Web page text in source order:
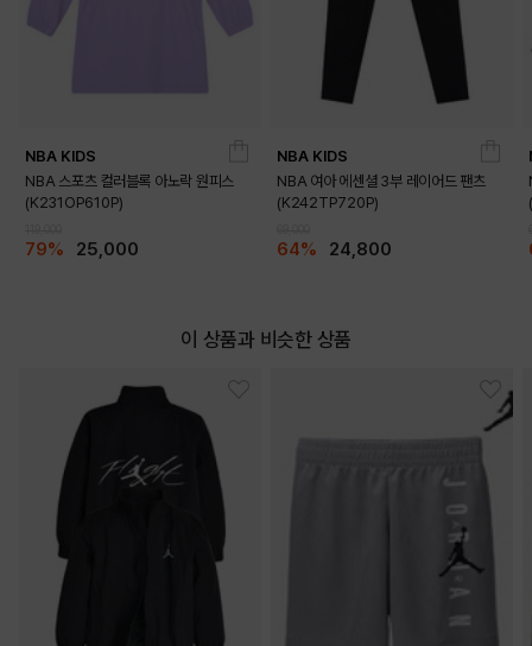
DETAILS
NBA KIDS
NBA 스포츠 컬러블록 아노락 원피스
(K231OP610P)
79% 25,000
NBA KIDS
NBA 여아 에센셜 3부 레이어드 팬츠
(K242TP720P)
64% 24,800
이 상품과 비슷한 상품